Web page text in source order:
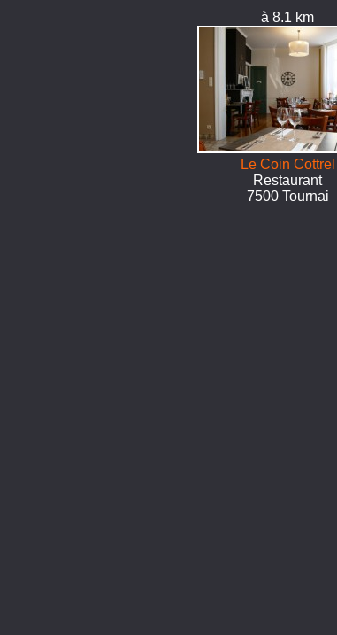
à 8.1 km
Le Coin Cottrel
Restaurant
7500 Tournai